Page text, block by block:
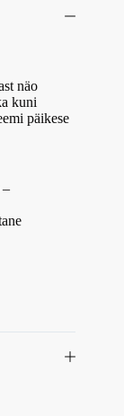
näo
kuni
päikese
–